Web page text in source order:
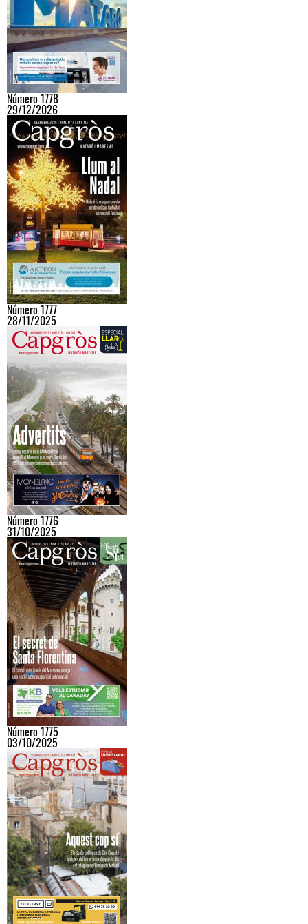
Número 1778
29/12/2026
Número 1777
28/11/2025
Número 1776
31/10/2025
Número 1775
03/10/2025